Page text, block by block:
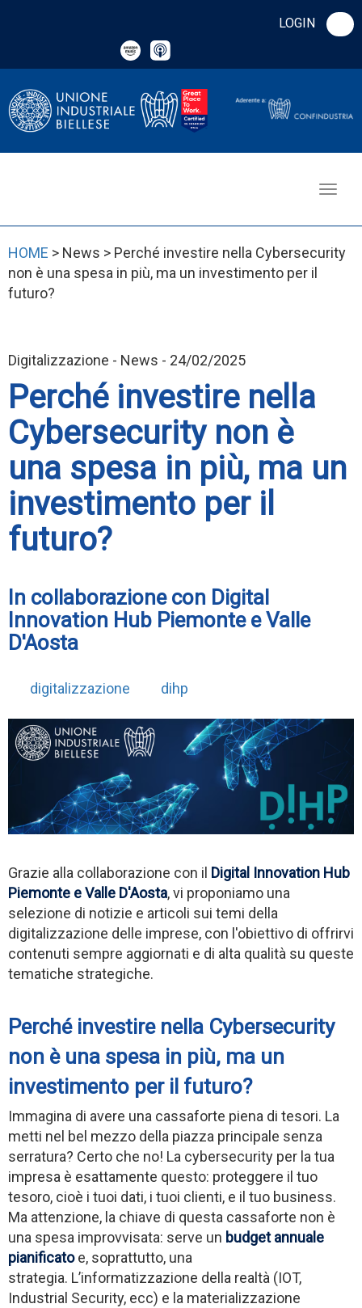
LOGIN
HOME > News > Perché investire nella Cybersecurity
non è una spesa in più, ma un investimento per il
futuro?
Digitalizzazione - News - 24/02/2025
Perché investire nella
Cybersecurity non è
una spesa in più, ma un
investimento per il
futuro?
In collaborazione con Digital
Innovation Hub Piemonte e Valle
D'Aosta
digitalizzazione dihp
Grazie alla collaborazione con il Digital Innovation Hub
Piemonte e Valle D'Aosta, vi proponiamo una
selezione di notizie e articoli sui temi della
digitalizzazione delle imprese, con l'obiettivo di offrirvi
contenuti sempre aggiornati e di alta qualità su queste
tematiche strategiche.
Perché investire nella Cybersecurity
non è una spesa in più, ma un
investimento per il futuro?
Immagina di avere una cassaforte piena di tesori. La
metti nel bel mezzo della piazza principale senza
serratura? Certo che no! La cybersecurity per la tua
impresa è esattamente questo: proteggere il tuo
tesoro, cioè i tuoi dati, i tuoi clienti, e il tuo business.
Ma attenzione, la chiave di questa cassaforte non è
una spesa improvvisata: serve un budget annuale
pianificatoe, soprattutto, una
strategia. L’informatizzazione della realtà (IOT,
Industrial Security, ecc) e la materializzazione